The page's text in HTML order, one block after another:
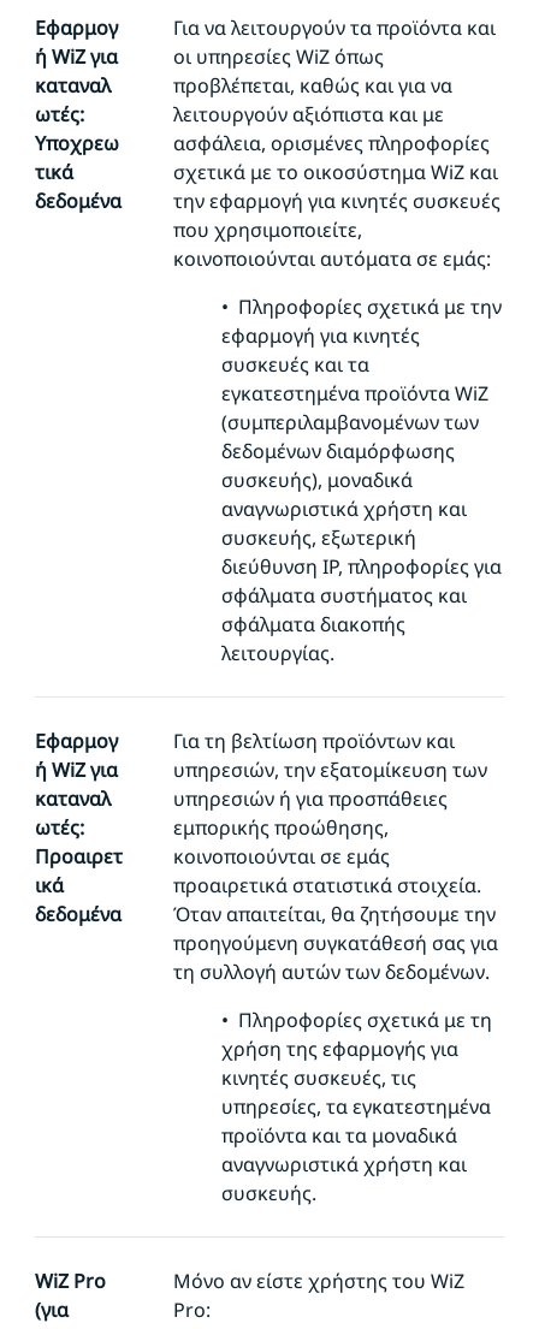
Εφαρμογ
ή WiZ για
καταναλ
ωτές:
Υποχρεω
τικά
δεδομένα
Για να λειτουργούν τα προϊόντα και
οι υπηρεσίες WiZ όπως
προβλέπεται, καθώς και για να
λειτουργούν αξιόπιστα και με
ασφάλεια, ορισμένες πληροφορίες
σχετικά με το οικοσύστημα WiZ και
την εφαρμογή για κινητές συσκευές
που χρησιμοποιείτε,
κοινοποιούνται αυτόματα σε εμάς:
• Πληροφορίες σχετικά με την
εφαρμογή για κινητές
συσκευές και τα
εγκατεστημένα προϊόντα WiZ
(συμπεριλαμβανομένων των
δεδομένων διαμόρφωσης
συσκευής), μοναδικά
αναγνωριστικά χρήστη και
συσκευής, εξωτερική
διεύθυνση IP, πληροφορίες για
σφάλματα συστήματος και
σφάλματα διακοπής
λειτουργίας.
Εφαρμογ
ή WiZ για
καταναλ
ωτές:
Προαιρετ
ικά
δεδομένα
Για τη βελτίωση προϊόντων και
υπηρεσιών, την εξατομίκευση των
υπηρεσιών ή για προσπάθειες
εμπορικής προώθησης,
κοινοποιούνται σε εμάς
προαιρετικά στατιστικά στοιχεία.
Όταν απαιτείται, θα ζητήσουμε την
προηγούμενη συγκατάθεσή σας για
τη συλλογή αυτών των δεδομένων.
• Πληροφορίες σχετικά με τη
χρήση της εφαρμογής για
κινητές συσκευές, τις
υπηρεσίες, τα εγκατεστημένα
προϊόντα και τα μοναδικά
αναγνωριστικά χρήστη και
συσκευής.
WiZ Pro
(για
Μόνο αν είστε χρήστης του WiZ
Pro: